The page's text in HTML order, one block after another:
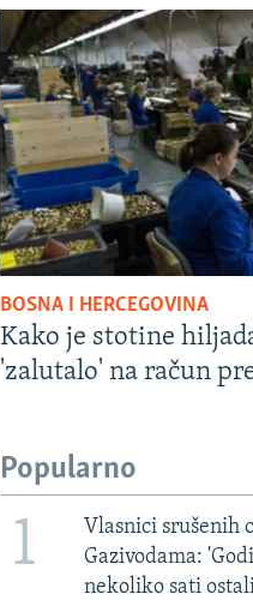
BOSNA I HERCEGOVINA
Kako je stotine
'zalutalo' na račun
Popularno
1
Vlasnici srušenih
Gazivodama:
nekoliko sati